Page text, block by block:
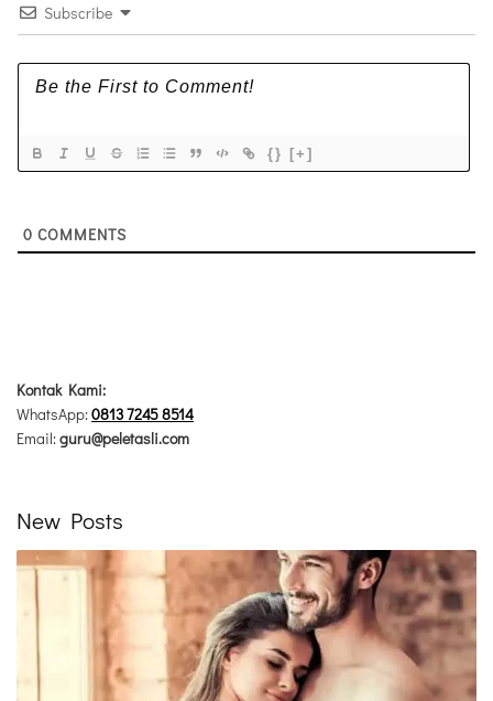
Subscribe
{} [+]
0 COMMENTS
Kontak Kami:
WhatsApp:0813 7245 8514
Email:guru@peletasli.com
New Posts